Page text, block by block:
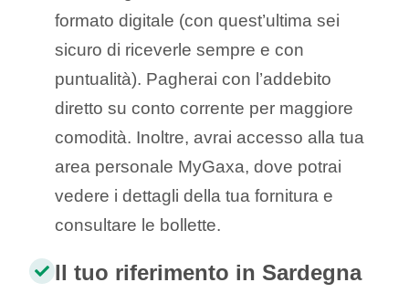
formato digitale (con quest’ultima sei
sicuro di riceverle sempre e con
puntualità). Pagherai con l’addebito
diretto su conto corrente per maggiore
comodità. Inoltre, avrai accesso alla tua
area personale MyGaxa, dove potrai
vedere i dettagli della tua fornitura e
consultare le bollette.
Il tuo riferimento in Sardegna